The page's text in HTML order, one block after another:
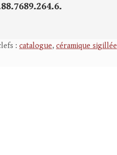
: catalogue, céramique sigillée